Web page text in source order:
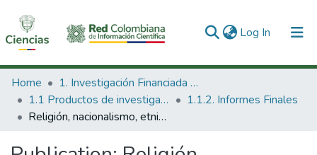
Log In (current)
Communities & Collections
All of DSpace
Home
1. Investigación Financiada con Recursos Públicos
1.1 Productos de investigación
1.1.2. Informes Finales
Religión, nacionalismo, etnicidad y conciencia histórica. El conflicto armado en Colombia, Sri Lanka e Irlanda del Norte :